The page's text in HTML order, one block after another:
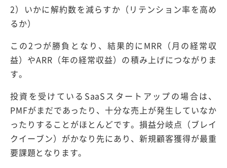
2）いかに解約数を減らすか（リテンション率を高め
るか）
この2つが勝負となり、結果的にMRR（月の経常収
益）やARR（年の経常収益）の積み上げにつながりま
す。
投資を受けているSaaSスタートアップの場合は、
PMFがまだであったり、十分な売上が発生していなか
ったりすることがほとんどです。損益分岐点（ブレイ
クイーブン）がかなり先にあり、新規顧客獲得が最重
要課題となります。